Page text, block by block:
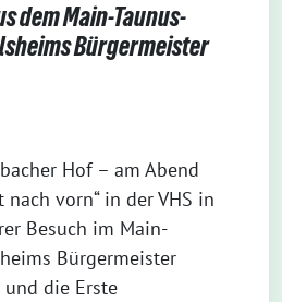
dem Main-Taunus-
Bürgermeister
Hof – am Abend
nach vorn“ in der VHS in
Besuch im Main-
Bürgermeister
die Erste